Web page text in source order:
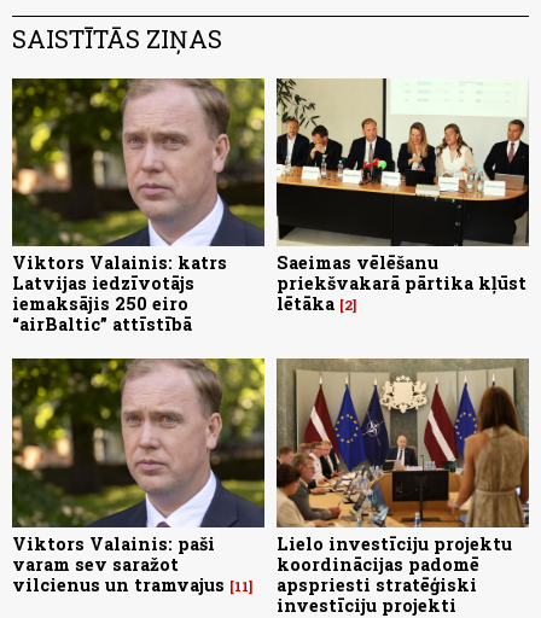
SAISTĪTĀS ZIŅAS
Viktors Valainis: katrs
Latvijas iedzīvotājs
iemaksājis 250 eiro
“airBaltic” attīstībā
Saeimas vēlēšanu
priekšvakarā pārtika kļūst
lētāka 2
Viktors Valainis: paši
varam sev saražot
vilcienus un tramvajus
11
Lielo investīciju projektu
koordinācijas padomē
apspriesti stratēģiski
investīciju projekti